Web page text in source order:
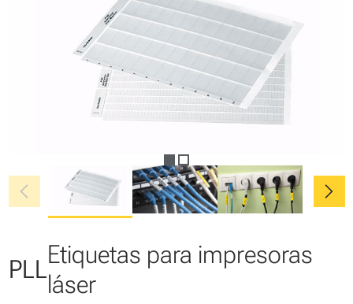
chevron_left chevron_right
PLLEtiquetas para impresoras
láser